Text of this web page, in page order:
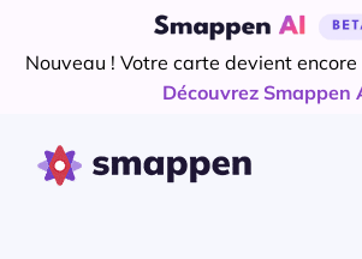
Nouveau ! Votre carte devient
Découvrez Smappen
contenu